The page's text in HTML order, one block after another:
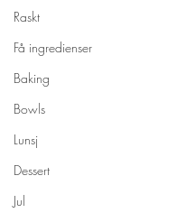
Raskt
Få ingredienser
Baking
Bowls
Lunsj
Dessert
Jul